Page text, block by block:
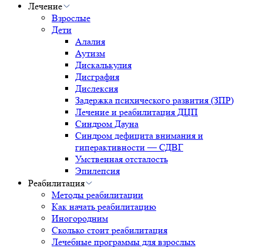
Лечение
Взрослые
Дети
Алалия
Аутизм
Дискалькулия
Дисграфия
Дислексия
Задержка психического развития (ЗПР)
Лечение и реабилитация ДЦП
Синдром Дауна
Синдром дефицита внимания и
гиперактивности — СДВГ
Умственная отсталость
Эпилепсия
Реабилитация
Методы реабилитации
Как начать реабилитацию
Иногородним
Сколько стоит реабилитация
Лечебные программы для взрослых